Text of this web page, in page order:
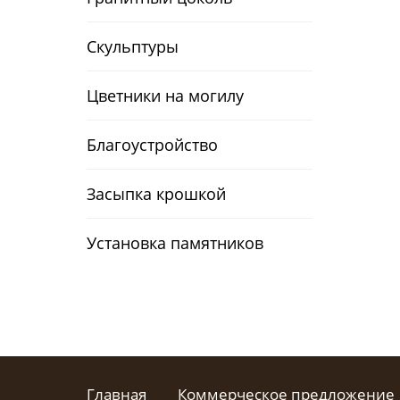
Скульптуры
Цветники на могилу
Благоустройство
Засыпка крошкой
Установка памятников
Главная Коммерческое предложение